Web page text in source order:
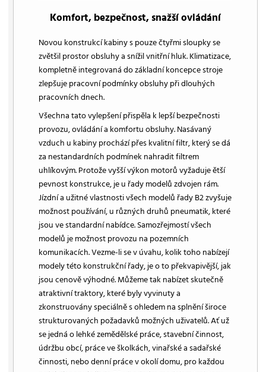
Komfort, bezpečnost, snažší ovládání
Novou konstrukcí kabiny s pouze čtyřmi sloupky se
zvětšil prostor obsluhy a snížil vnitřní hluk. Klimatizace,
kompletně integrovaná do základní koncepce stroje
zlepšuje pracovní podmínky obsluhy při dlouhých
pracovních dnech.
Všechna tato vylepšení přispěla k lepší bezpečnosti
provozu, ovládání a komfortu obsluhy. Nasávaný
vzduch u kabiny prochází přes kvalitní filtr, který se dá
za nestandardních podmínek nahradit filtrem
uhlíkovým. Protože vyšší výkon motorů vyžaduje ětší
pevnost konstrukce, je u řady modelů zdvojen rám.
Jízdní a užitné vlastnosti všech modelů řady B2 zvyšuje
možnost používání, u různých druhů pneumatik, které
jsou ve standardní nabídce. Samozřejmostí všech
modelů je možnost provozu na pozemních
komunikacích. Vezme-li se v úvahu, kolik toho nabízejí
modely této konstrukční řady, je o to překvapivější, jak
jsou cenově výhodné. Můžeme tak nabízet skutečně
atraktivní traktory, které byly vyvinuty a
zkonstruovány speciálně s ohledem na splnění široce
strukturovaných požadavků možných uživatelů. Ať už
se jedná o lehké zemědělské práce, stavební činnost,
údržbu obcí, práce ve školkách, vinařské a sadařské
činnosti, nebo denní práce v okolí domu, pro každou